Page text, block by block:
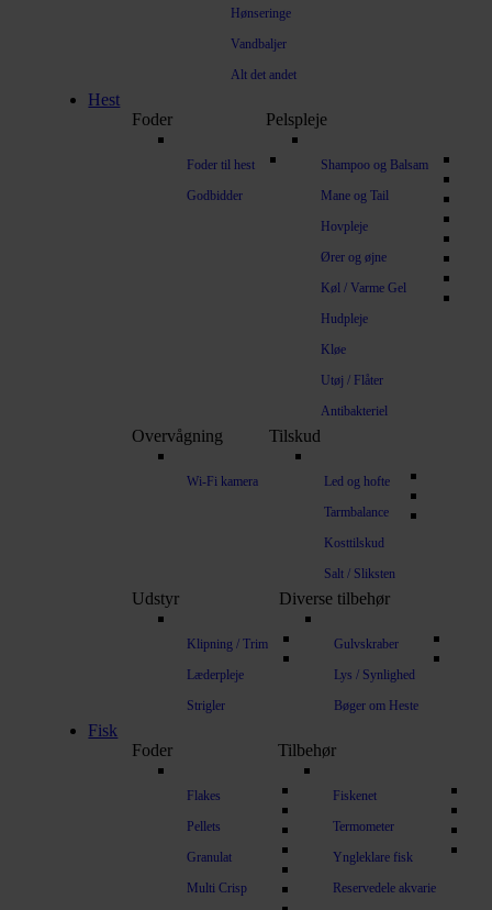
Hønseringe
Vandbaljer
Alt det andet
Hest
Foder
Foder til hest
Godbidder
Pelspleje
Shampoo og Balsam
Mane og Tail
Hovpleje
Ører og øjne
Køl / Varme Gel
Hudpleje
Kløe
Utøj / Flåter
Antibakteriel
Overvågning
Wi-Fi kamera
Tilskud
Led og hofte
Tarmbalance
Kosttilskud
Salt / Sliksten
Udstyr
Klipning / Trim
Læderpleje
Strigler
Diverse tilbehør
Gulvskraber
Lys / Synlighed
Bøger om Heste
Fisk
Foder
Flakes
Pellets
Granulat
Multi Crisp
Tilbehør
Fiskenet
Termometer
Yngleklare fisk
Reservedele akvarie